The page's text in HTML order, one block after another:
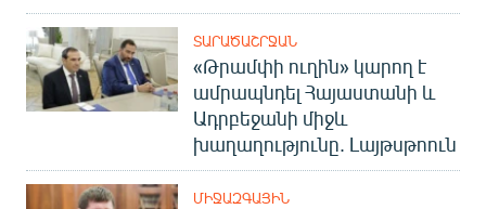
ՏԱՐԱԾԱՇՐՋԱՆ
«Թրամփի ուղին» կարող է
ամրապնդել Հայաստանի և
Ադրբեջանի միջև
խաղաղությունը. Լայթսթոուն
ՄԻՋԱԶԳԱՅԻՆ